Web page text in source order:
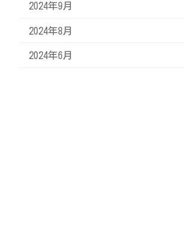
2024年9月
2024年8月
2024年6月